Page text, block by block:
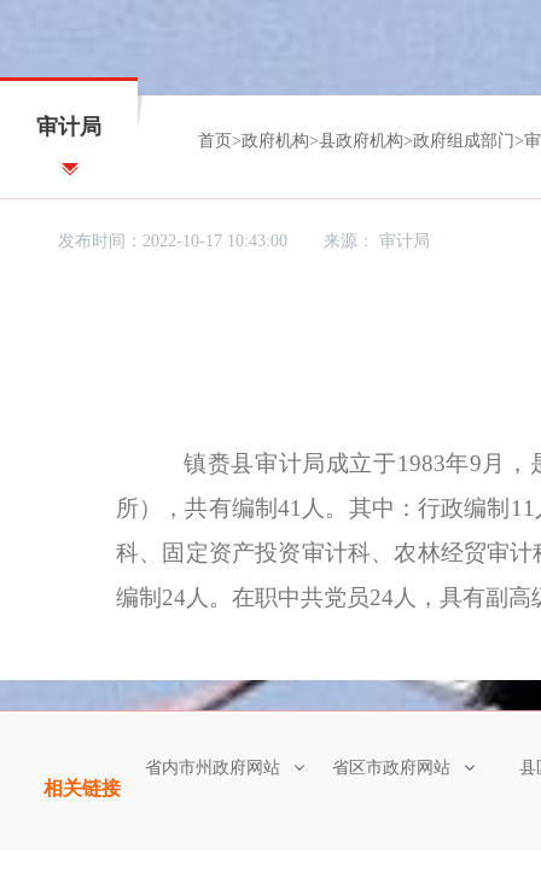
审计局
首页 >政府机构>县政府机构>政府组成部门>
发布时间：2022-10-17 10:43:00 来源：审计局
镇赉县审计局成立于1983年9 月，
所），共有编制41 人。其中：行政编制 11
科、固定资产投资审计科、农林经贸审计
编制 24人。在职中共党员24人，具有副高
相关链接
省内市州政府网站 省区市政府网站 县